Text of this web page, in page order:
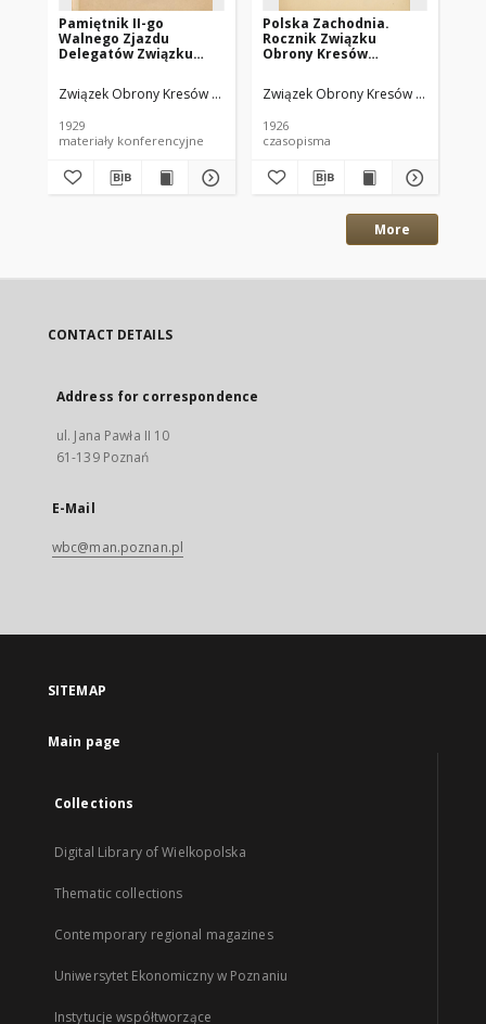
Pamiętnik II-go
Walnego Zjazdu
Delegatów Związku
Zachodnich w
Warszawie dnia 17 i 18
Związek Obrony Kresów Zachodnich. Walny Zjazd Delegatów (2 1928
1929
materiały konferencyjne
Polska Zachodnia.
Rocznik Związku
Obrony Kresów
Związek Obrony Kresów
1926
czasopisma
More
CONTACT DETAILS
Address for correspondence
ul. Jana Pawła II 10
61-139 Poznań
E-Mail
wbc@man.poznan.pl
SITEMAP
Main page
Collections
Digital Library of Wielkopolska
Thematic collections
Contemporary regional magazines
Uniwersytet Ekonomiczny w Poznaniu
Instytucje współtworzące